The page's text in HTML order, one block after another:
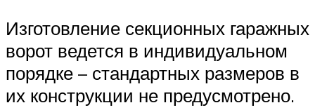
Изготовление секционных гаражных
ворот ведется в индивидуальном
порядке – стандартных размеров в
их конструкции не предусмотрено.